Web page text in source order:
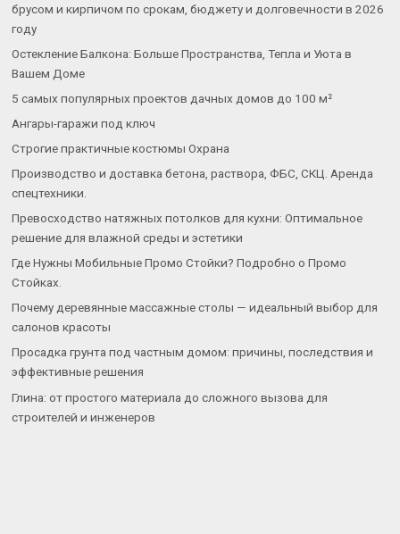
брусом и кирпичом по срокам, бюджету и долговечности в 2026
году
Остекление Балкона: Больше Пространства, Тепла и Уюта в
Вашем Доме
5 самых популярных проектов дачных домов до 100 м²
Ангары-гаражи под ключ
Строгие практичные костюмы Охрана
Производство и доставка бетона, раствора, ФБС, СКЦ. Аренда
спецтехники.
Превосходство натяжных потолков для кухни: Оптимальное
решение для влажной среды и эстетики
Где Нужны Мобильные Промо Стойки? Подробно о Промо
Стойках.
Почему деревянные массажные столы — идеальный выбор для
салонов красоты
Просадка грунта под частным домом: причины, последствия и
эффективные решения
Глина: от простого материала до сложного вызова для
строителей и инженеров